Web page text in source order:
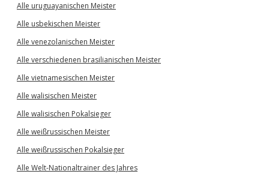
Alle uruguayanischen Meister
Alle usbekischen Meister
Alle venezolanischen Meister
Alle verschiedenen brasilianischen Meister
Alle vietnamesischen Meister
Alle walisischen Meister
Alle walisischen Pokalsieger
Alle weißrussischen Meister
Alle weißrussischen Pokalsieger
Alle Welt-Nationaltrainer des Jahres